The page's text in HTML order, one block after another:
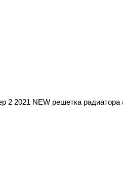
2 2021 NEW решетка радиатора